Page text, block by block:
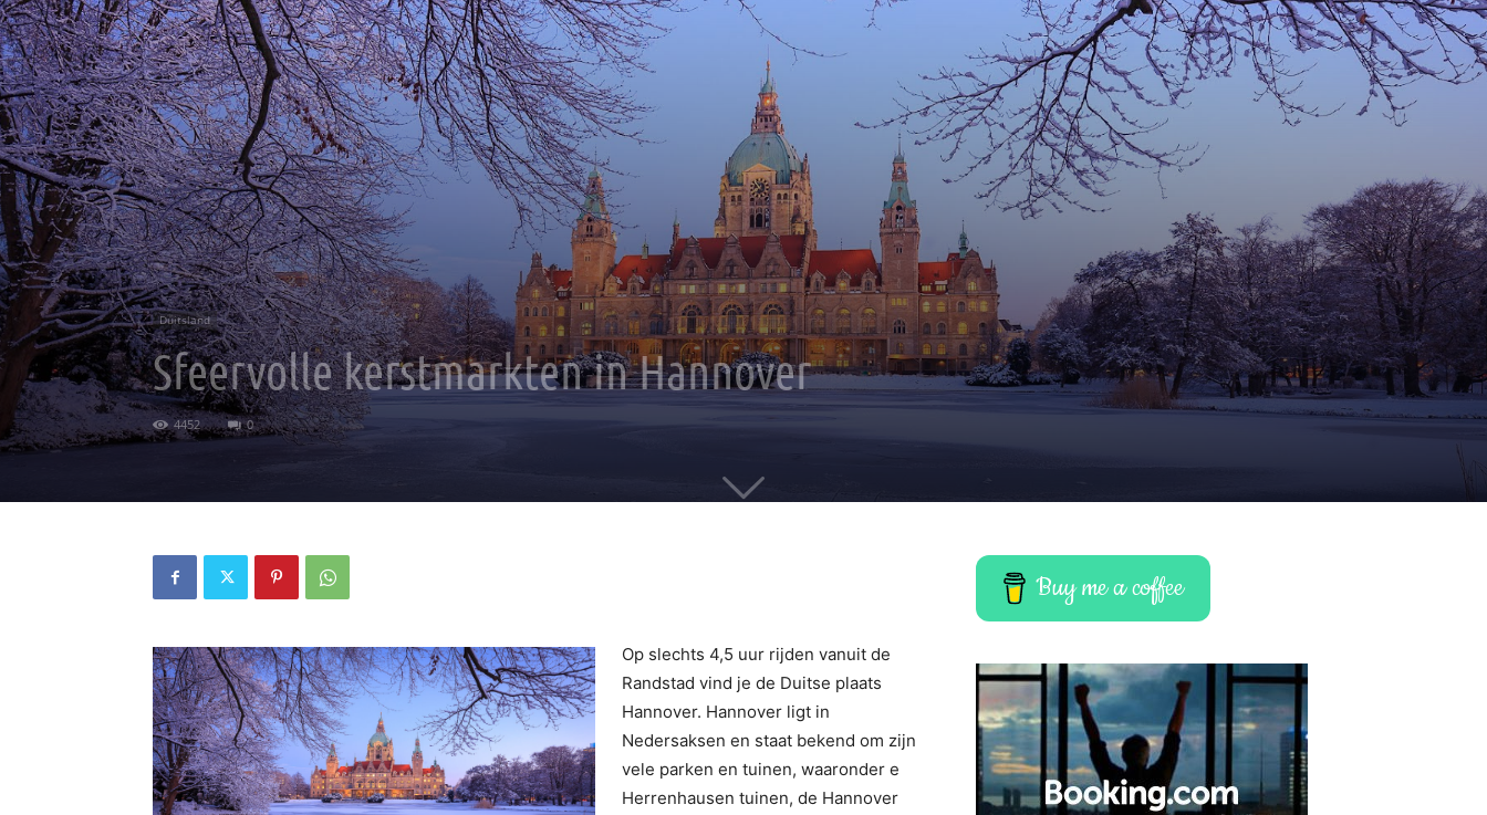
Duitsland
Sfeervolle kerstmarkten in Hannover
4452 0
Op slechts 4,5 uur rijden vanuit de
Randstad vind je de Duitse plaats
Hannover. Hannover ligt in
Nedersaksen en staat bekend om zijn
vele parken en tuinen, waaronder e
Herrenhausen tuinen, de Hannover
Buy me a coffee